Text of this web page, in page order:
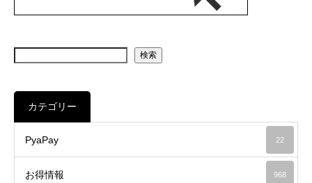
検索
カテゴリー
PyaPay 22
お得情報 968